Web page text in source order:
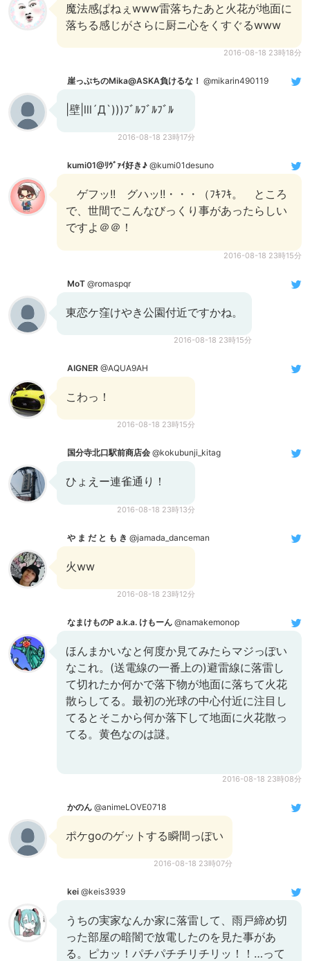
魔法感ぱねぇwww雷落ちたあと火花が地面に
落ちる感じがさらに厨ニ心をくすぐるwww
2016-08-18 23時18分
崖っぷちのMika@ASKA負けるな！ @mikarin490119
|壁|lll´Д`)))ﾌﾞﾙﾌﾞﾙﾌﾞﾙ
2016-08-18 23時17分
kumi01@ﾘｳﾞｧｲ好き♪ @kumi01desuno
ゲフッ!! グハッ!!・・・（ﾌｷﾌｷ。 ところ
で、世間でこんなびっくり事があったらしい
ですよ＠＠！
2016-08-18 23時15分
MoT @romaspqr
東恋ケ窪けやき公園付近ですかね。
2016-08-18 23時15分
AIGNER @AQUA9AH
こわっ！
2016-08-18 23時15分
国分寺北口駅前商店会 @kokubunji_kitag
ひょえー連雀通り！
2016-08-18 23時13分
や ま だ と も き @jamada_danceman
火ww
2016-08-18 23時12分
なまけものP a.k.a. けもーん @namakemonop
ほんまかいなと何度か見てみたらマジっぽい
なこれ。(送電線の一番上の)避雷線に落雷し
て切れたか何かで落下物が地面に落ちて火花
散らしてる。最初の光球の中心付近に注目し
てるとそこから何か落下して地面に火花散っ
てる。黄色なのは謎。
2016-08-18 23時08分
かのん @animeLOVE0718
ポケgoのゲットする瞬間っぽい
2016-08-18 23時07分
kei @keis3939
うちの実家なんか家に落雷して、雨戸締め切
った部屋の暗闇で放電したのを見た事があ
る。ピカッ！パチパチチリチリッ！！…って